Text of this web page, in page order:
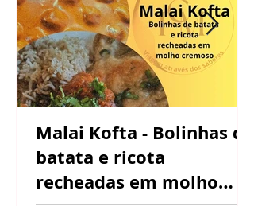
Malai Kofta - Bolinhas de
batata e ricota
recheadas em molho